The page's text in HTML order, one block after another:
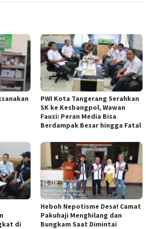
PWI Kota Tangerang Serahkan
SK ke Kesbangpol, Wawan
Fauzi: Peran Media Bisa
Berdampak Besar hingga Fatal
di
Heboh Nepotisme Desa! Camat
Pakuhaji Menghilang dan
Bungkam Saat Dimintai